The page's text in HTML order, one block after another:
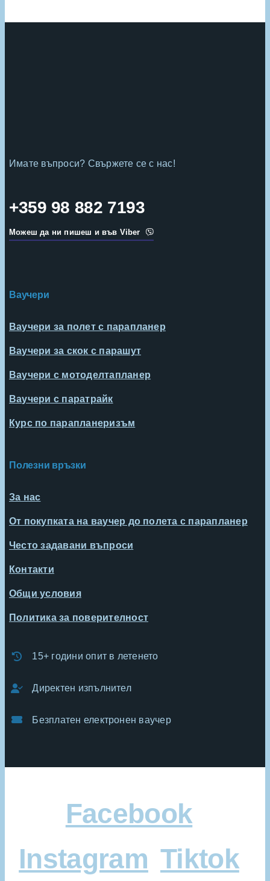
Имате въпроси? Свържете се с нас!
+359 98 882 7193
Можеш да ни пишеш и във Viber
Ваучери
Ваучери за полет с парапланер
Ваучери за скок с парашут
Ваучери с мотоделтапланер
Ваучери с паратрайк
Курс по парапланеризъм
Полезни връзки
За нас
От покупката на ваучер до полета с парапланер
Често задавани въпроси
Контакти
Общи условия
Политика за поверителност
15+ години опит в летенето
Директен изпълнител
Безплатен електронен ваучер
Facebook
Instagram Tiktok